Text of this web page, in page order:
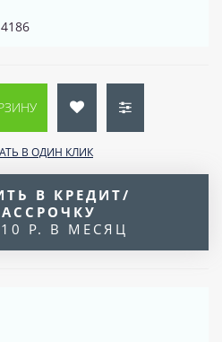
В ОДИН КЛИК
В КРЕДИТ/
Р. В МЕСЯЦ